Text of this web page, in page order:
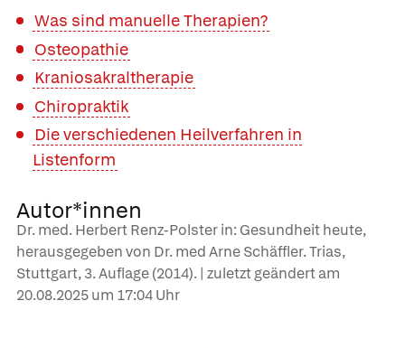
Was sind manuelle Therapien?
Osteopathie
Kraniosakraltherapie
Chiropraktik
Die verschiedenen Heilverfahren in
Listenform
Autor*innen
Dr. med. Herbert Renz-Polster in: Gesundheit heute,
herausgegeben von Dr. med Arne Schäffler. Trias,
Stuttgart, 3. Auflage (2014). | zuletzt geändert am
20.08.2025um 17:04 Uhr